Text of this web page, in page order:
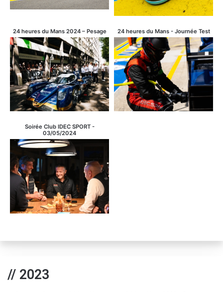
24 heures du Mans 2024 – Pesage 24 heures du Mans - Journée Test
Soirée Club IDEC SPORT -
03/05/2024
// 2023